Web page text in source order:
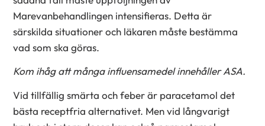
Marevanbehandlingen intensifieras. Detta är
särskilda situationer och läkaren måste bestämma
vad som ska göras.
Kom ihåg att många influensamedel innehåller ASA.
Vid tillfällig smärta och feber är paracetamol det
bästa receptfria alternativet. Men vid långvarigt